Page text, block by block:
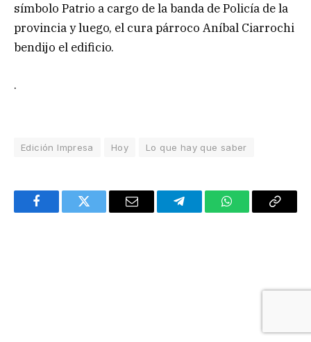
símbolo Patrio a cargo de la banda de Policía de la
provincia y luego, el cura párroco Aníbal Ciarrochi
bendijo el edificio.
.
Edición Impresa Hoy Lo que hay que saber
FacebookTwitter Email TelegramWhatsAppCopy